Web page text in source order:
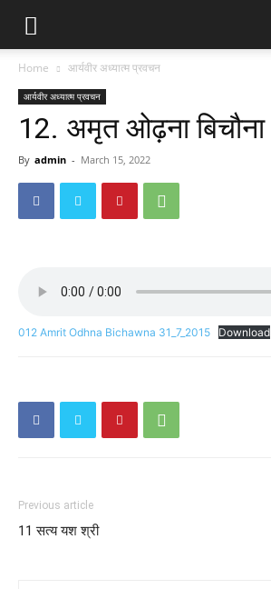
Home आर्यवीर अध्यात्म प्रवचन
आर्यवीर अध्यात्म प्रवचन
12. अमृत ओढ़ना बिचौना
By admin - March 15, 2022
012 Amrit Odhna Bichawna 31_7_2015 Download
Previous article
11 सत्य यश श्री